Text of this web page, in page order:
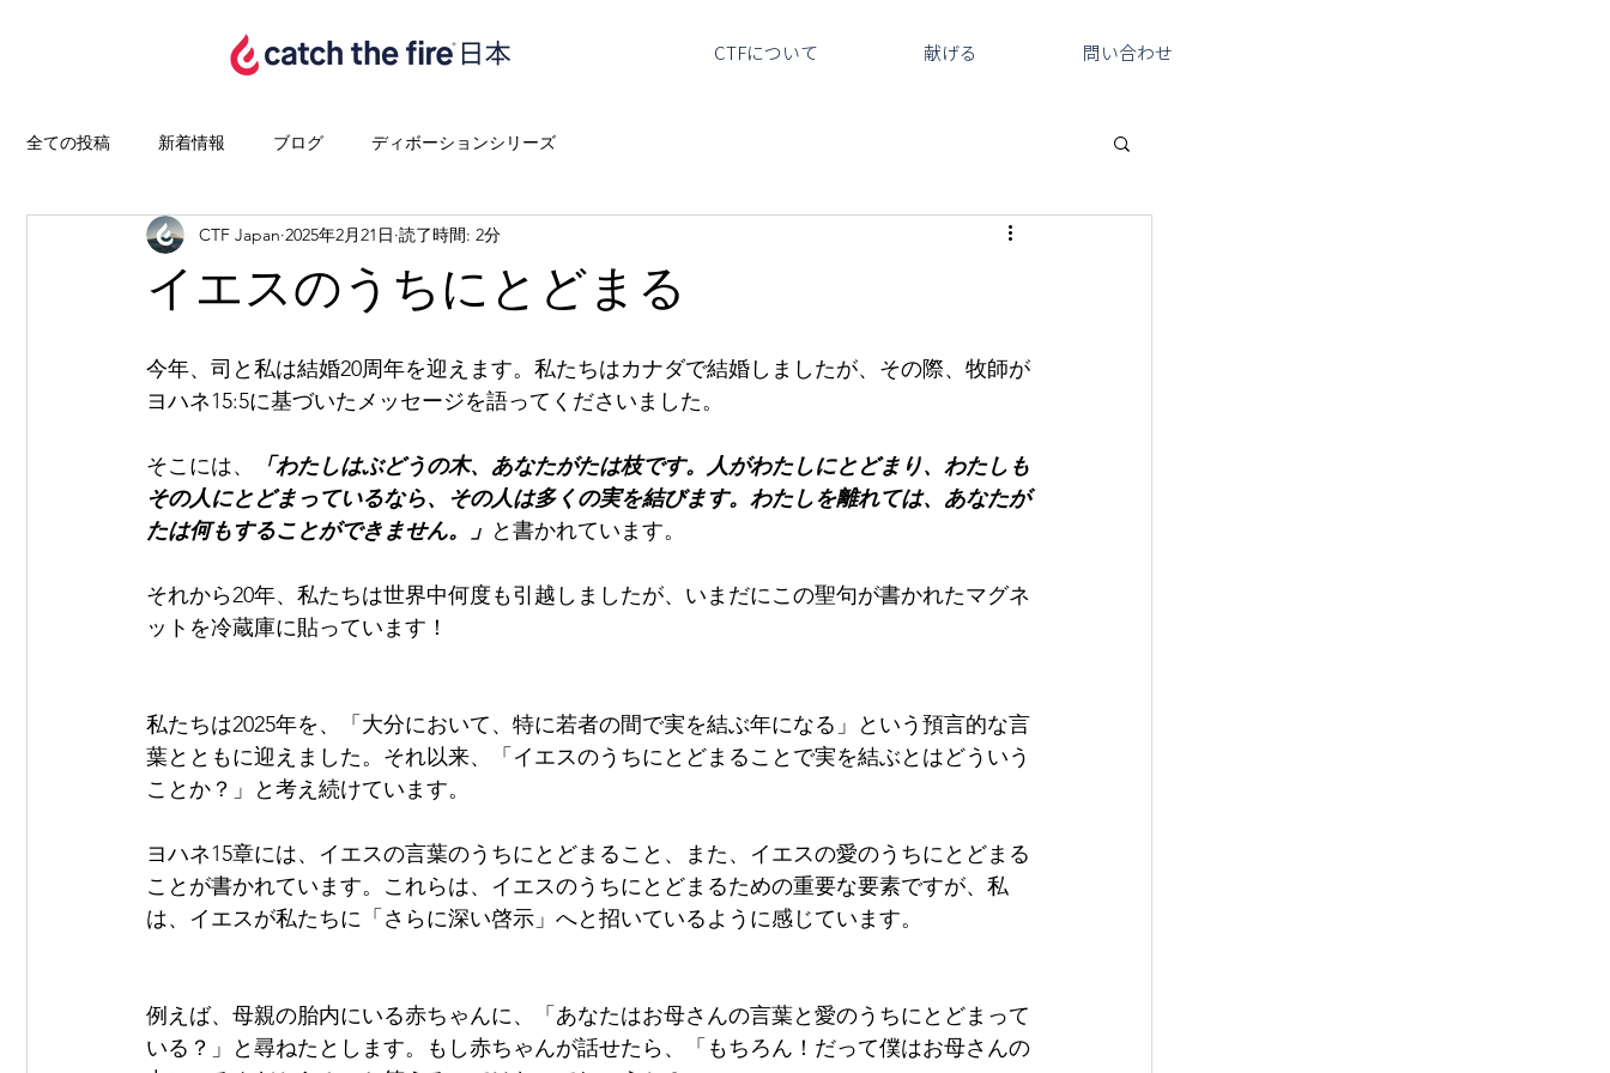
CTFについて 献げる 問い合わせ
全ての投稿 新着情報 ブログ ディボーションシリーズ
イエスのうちにとどまる
CTF Japan 2025年2月21日 読了時間: 2分
今年、司と私は結婚20周年を迎えます。私たちはカナダで結婚しましたが、その際、牧師が
ヨハネ15:5に基づいたメッセージを語ってくださいました。
そこには、
「わたしはぶどうの木、あなたがたは枝です。人がわたしにとどまり、わたしも
その人にとどまっているなら、その人は多くの実を結びます。わたしを離れては、あなたが
たは何もすることができません。」 と書かれています。
それから20年、私たちは世界中何度も引越しましたが、いまだにこの聖句が書かれたマグネ
ットを冷蔵庫に貼っています！
私たちは2025年を、「大分において、特に若者の間で実を結ぶ年になる」という預言的な言
葉とともに迎えました。それ以来、「イエスのうちにとどまることで実を結ぶとはどういう
ことか？」と考え続けています。
ヨハネ15章には、イエスの言葉のうちにとどまること、また、イエスの愛のうちにとどまる
ことが書かれています。これらは、イエスのうちにとどまるための重要な要素ですが、私
は、イエスが私たちに「さらに深い啓示」へと招いているように感じています。
例えば、母親の胎内にいる赤ちゃんに、「あなたはお母さんの言葉と愛のうちにとどまって
いる？」と尋ねたとします。もし赤ちゃんが話せたら、「もちろん！だって僕はお母さんの